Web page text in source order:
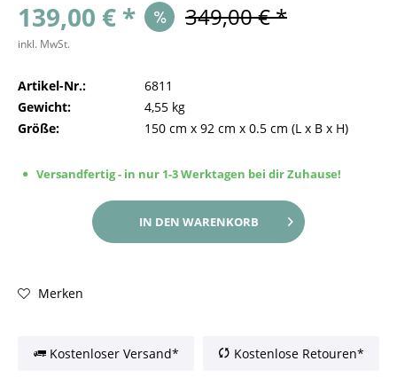
139,00 € * 349,00 € *
inkl. MwSt.
Artikel-Nr.:
6811
Gewicht:
4,55 kg
Größe:
150 cm x 92 cm x 0.5 cm (L x B x H)
Versandfertig - in nur 1-3 Werktagen bei dir Zuhause!
IN DEN WARENKORB
Merken
Kostenloser Versand* Kostenlose Retouren*